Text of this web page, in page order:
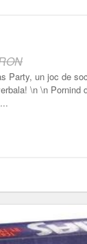
Party, un joc de
\n \n Pornind